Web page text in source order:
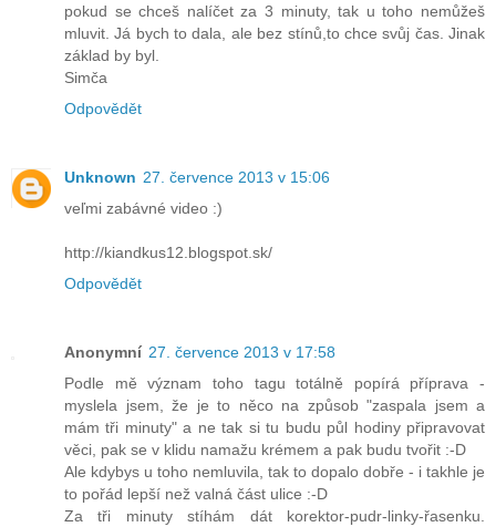
pokud se chceš nalíčet za 3 minuty, tak u toho nemůžeš
mluvit. Já bych to dala, ale bez stínů,to chce svůj čas. Jinak
základ by byl.
Simča
Odpovědět
Unknown 27. července 2013 v 15:06
veľmi zabávné video :)
http://kiandkus12.blogspot.sk/
Odpovědět
Anonymní 27. července 2013 v 17:58
Podle mě význam toho tagu totálně popírá příprava -
myslela jsem, že je to něco na způsob "zaspala jsem a
mám tři minuty" a ne tak si tu budu půl hodiny připravovat
věci, pak se v klidu namažu krémem a pak budu tvořit :-D
Ale kdybys u toho nemluvila, tak to dopalo dobře - i takhle je
to pořád lepší než valná část ulice :-D
Za tři minuty stíhám dát korektor-pudr-linky-řasenku.